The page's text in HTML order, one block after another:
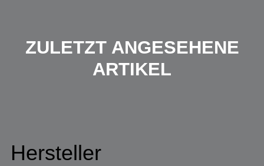
ZULETZT ANGESEHENE
ARTIKEL
Hersteller